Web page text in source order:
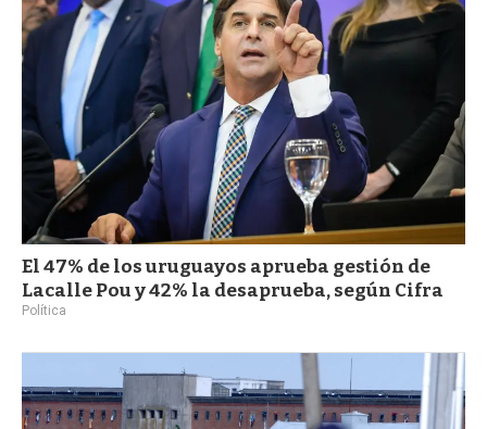
El 47% de los uruguayos aprueba gestión de
Lacalle Pou y 42% la desaprueba, según Cifra
Política